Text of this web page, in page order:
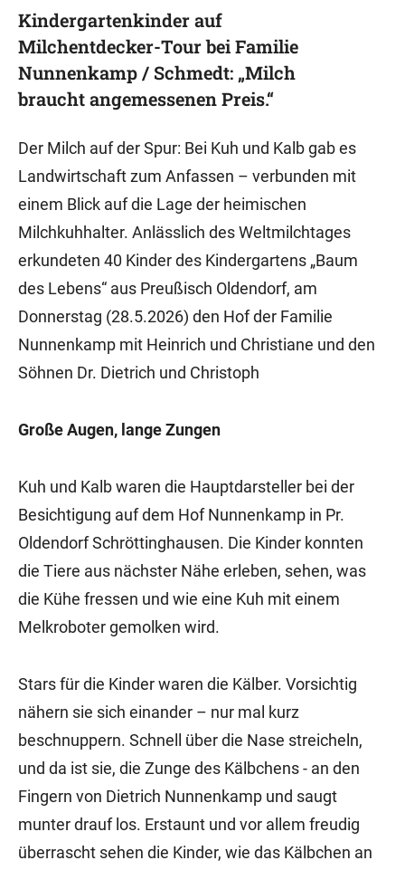
Kindergartenkinder auf
Milchentdecker-Tour bei Familie
Nunnenkamp / Schmedt: „Milch
braucht angemessenen Preis.“
Der Milch auf der Spur: Bei Kuh und Kalb gab es
Landwirtschaft zum Anfassen – verbunden mit
einem Blick auf die Lage der heimischen
Milchkuhhalter. Anlässlich des Weltmilchtages
erkundeten 40 Kinder des Kindergartens „Baum
des Lebens“ aus Preußisch Oldendorf, am
Donnerstag (28.5.2026) den Hof der Familie
Nunnenkamp mit Heinrich und Christiane und den
Söhnen Dr. Dietrich und Christoph
Große Augen, lange Zungen
Kuh und Kalb waren die Hauptdarsteller bei der
Besichtigung auf dem Hof Nunnenkamp in Pr.
Oldendorf Schröttinghausen. Die Kinder konnten
die Tiere aus nächster Nähe erleben, sehen, was
die Kühe fressen und wie eine Kuh mit einem
Melkroboter gemolken wird.
Stars für die Kinder waren die Kälber. Vorsichtig
nähern sie sich einander – nur mal kurz
beschnuppern. Schnell über die Nase streicheln,
und da ist sie, die Zunge des Kälbchens - an den
Fingern von Dietrich Nunnenkamp und saugt
munter drauf los. Erstaunt und vor allem freudig
überrascht sehen die Kinder, wie das Kälbchen an